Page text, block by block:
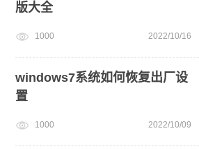
win7系统重装
旗舰版win7系统安装教程 u盘一键重装系
版大全
1000 2022/10/16
windows7系统如何恢复出厂设
置
1000 2022/10/09